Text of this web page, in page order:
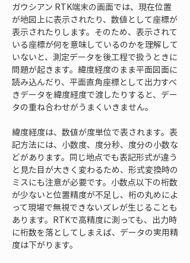
ガウシアン RTK端末の画面では、現在位置
が地図上に表示されたり、数値として座標が
表示されたりします。そのため、表示されて
いる座標が何を意味しているのかを理解して
いないと、測定データを後工程で扱うときに
問題が起きます。緯度経度のまま平面図面に
読み込んだり、平面直角座標として出力すべ
きデータを緯度経度で渡したりすると、デー
タの重ね合わせがうまくいきません。
緯度経度は、数値が度単位で表されます。表
記方法には、小数度、度分秒、度分の小数な
どがあります。同じ地点でも表記形式が違う
と見た目が大きく変わるため、形式変換時の
ミスにも注意が必要です。小数点以下の桁数
が少ないと位置精度が不足し、桁の丸めによ
って現場で無視できないズレが生じることも
あります。RTKで高精度に測っても、出力時
に桁数を落としてしまえば、データの実用精
度は下がります。